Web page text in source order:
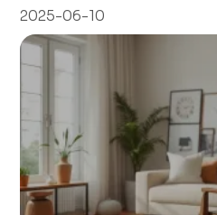
2025-06-10